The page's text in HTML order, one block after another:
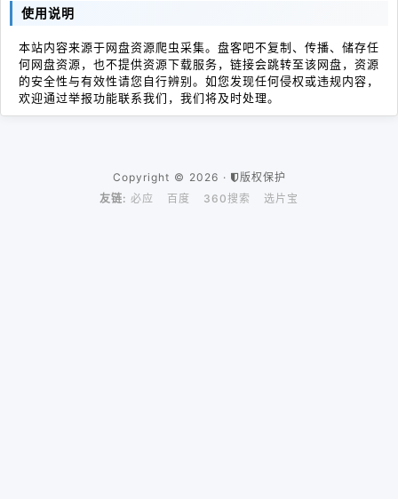
使用说明
本站内容来源于网盘资源爬虫采集。盘客吧不复制、传播、储存任
何网盘资源，也不提供资源下载服务，链接会跳转至该网盘，资源
的安全性与有效性请您自行辨别。如您发现任何侵权或违规内容，
欢迎通过举报功能联系我们，我们将及时处理。
Copyright © 2026 ·
版权保护
友链: 必应 百度 360搜索 选片宝